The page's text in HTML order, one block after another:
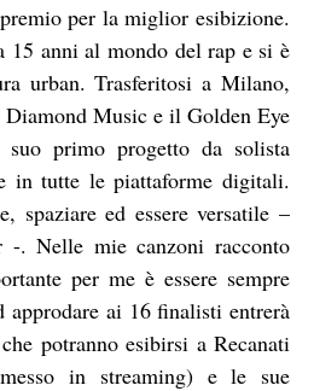
per la miglior esibizione.
15 anni al mondo del rap e si è
urban. Trasferitosi a Milano,
Music e il Golden Eye
primo progetto da solista
in tutte le piattaforme digitali.
spaziare ed essere versatile –
-. Nelle mie canzoni racconto
per me è essere sempre
approdare ai 16 finalisti entrerà
potranno esibirsi a Recanati
in streaming) e le sue